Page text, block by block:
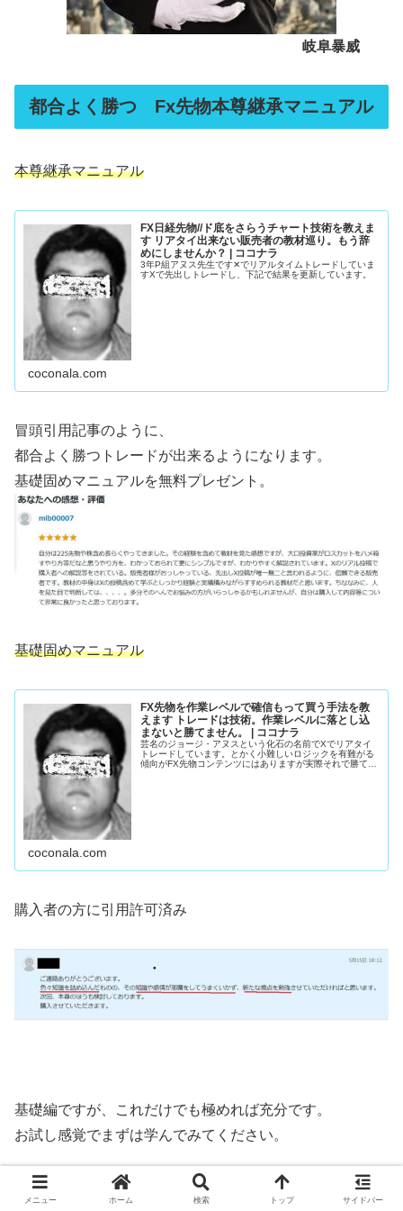
岐阜暴威
都合よく勝つ Fx先物本尊継承マニュアル
本尊継承マニュアル
FX日経先物//ド底をさらうチャート技術を教えま
す リアタイ出来ない販売者の教材巡り。もう辞
めにしませんか？ | ココナラ
3年P組アヌス先生です✕でリアルタイムトレードしていま
すXで先出しトレードし、下記で結果を更新しています。
coconala.com
冒頭引用記事のように、
都合よく勝つトレードが出来るようになります。
基礎固めマニュアルを無料プレゼント。
基礎固めマニュアル
FX先物を作業レベルで確信もって買う手法を教
えます トレードは技術。作業レベルに落とし込
まないと勝てません。 | ココナラ
芸名のジョージ・アヌスという化石の名前でXでリアタイ
トレードしています。とかく小難しいロジックを有難がる
傾向がFX先物コンテンツにはありますが実際それで勝てて
coconala.com
購入者の方に引用許可済み
基礎編ですが、これだけでも極めれば充分です。
お試し感覚でまずは学んでみてください。
御購入の方には、本尊継承マニュアル購入時7000円引き
メニュー ホーム 検索 トップ サイドバー